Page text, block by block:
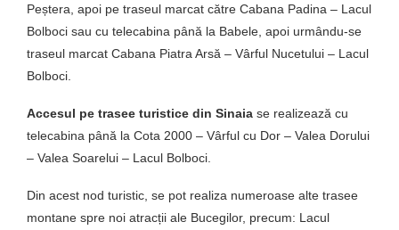
Peștera, apoi pe traseul marcat către Cabana Padina – Lacul
Bolboci sau cu telecabina până la Babele, apoi urmându-se
traseul marcat Cabana Piatra Arsă – Vârful Nucetului – Lacul
Bolboci.
Accesul pe trasee turistice din Sinaia se realizează cu
telecabina până la Cota 2000 – Vârful cu Dor – Valea Dorului
– Valea Soarelui – Lacul Bolboci.
Din acest nod turistic, se pot realiza numeroase alte trasee
montane spre noi atracții ale Bucegilor, precum: Lacul